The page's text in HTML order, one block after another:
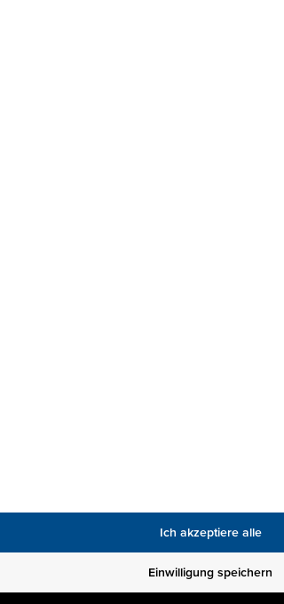
680
Ich akzeptiere alle
Einwilligung speichern